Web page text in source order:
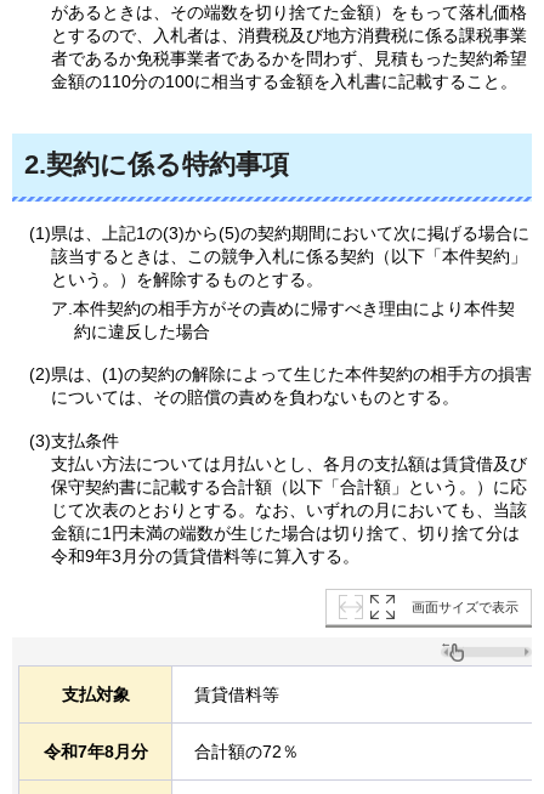
があるときは、その端数を切り捨てた金額）をもって落札価格
とするので、入札者は、消費税及び地方消費税に係る課税事業
者であるか免税事業者であるかを問わず、見積もった契約希望
金額の110分の100に相当する金額を入札書に記載すること。
2.契約に係る特約事項
(1)県は、上記1の(3)から(5)の契約期間において次に掲げる場合に
該当するときは、この競争入札に係る契約（以下「本件契約」
という。）を解除するものとする。
ア.本件契約の相手方がその責めに帰すべき理由により本件契
約に違反した場合
(2)県は、(1)の契約の解除によって生じた本件契約の相手方の損害
については、その賠償の責めを負わないものとする。
(3)支払条件
支払い方法については月払いとし、各月の支払額は賃貸借及び
保守契約書に記載する合計額（以下「合計額」という。）に応
じて次表のとおりとする。なお、いずれの月においても、当該
金額に1円未満の端数が生じた場合は切り捨て、切り捨て分は
令和9年3月分の賃貸借料等に算入する。
画面サイズで表示
支払対象 賃貸借料等
令和7年8月分 合計額の72％